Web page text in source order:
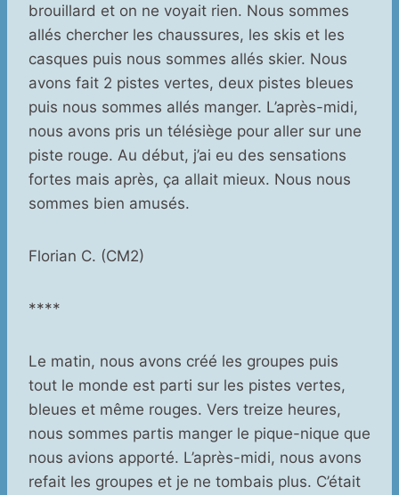
brouillard et on ne voyait rien. Nous sommes
allés chercher les chaussures, les skis et les
casques puis nous sommes allés skier. Nous
avons fait 2 pistes vertes, deux pistes bleues
puis nous sommes allés manger. L’après-midi,
nous avons pris un télésiège pour aller sur une
piste rouge. Au début, j’ai eu des sensations
fortes mais après, ça allait mieux. Nous nous
sommes bien amusés.
Florian C. (CM2)
****
Le matin, nous avons créé les groupes puis
tout le monde est parti sur les pistes vertes,
bleues et même rouges. Vers treize heures,
nous sommes partis manger le pique-nique que
nous avions apporté. L’après-midi, nous avons
refait les groupes et je ne tombais plus. C’était